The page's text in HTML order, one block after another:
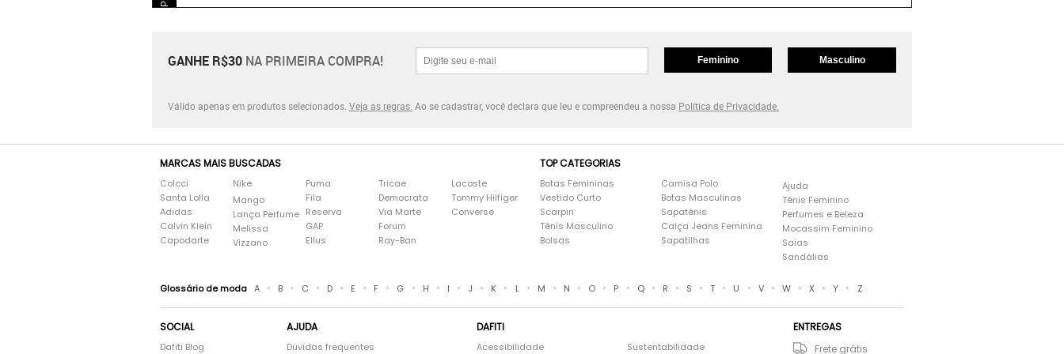
GANHE R$30 NA PRIMEIRA COMPRA! Feminino Masculino
Válido apenas em produtos selecionados. Veja as regras. Ao se cadastrar, você declara que leu e compreendeu a nossa Política de Privacidade.
MARCAS MAIS BUSCADAS
Colcci
Santa Lolla
Adidas
Calvin Klein
Capodarte
Nike
Mango
Lança Perfume
Melissa
Vizzano
Puma
Fila
Reserva
GAP
Ellus
Tricae
Democrata
Via Marte
Forum
Ray-Ban
Lacoste
Tommy Hilfiger
Converse
TOP CATEGORIAS
Botas Femininas
Vestido Curto
Scarpin
Tênis Masculino
Bolsas
Camisa Polo
Botas Masculinas
Sapatênis
Calça Jeans Feminina
Sapatilhas
Ajuda
Tênis Feminino
Perfumes e Beleza
Mocassim Feminino
Saias
Sandálias
Glossário de moda A • B • C • D • E • F • G • H • I • J • K • L • M • N • O • P • Q • R • S • T • U • V • W • X • Y • Z
SOCIAL
Dafiti Blog
AJUDA
Dúvidas frequentes
DAFITI
Acessibilidade Sustentabilidade
ENTREGAS
Frete grátis